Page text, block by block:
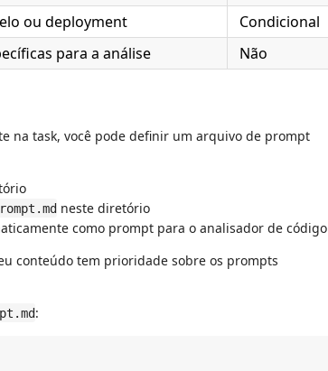
ou deployment
Condicional
para a análise Não
na task, você pode definir um arquivo de prompt
neste diretório
como prompt para o analisador de código
conteúdo tem prioridade sobre os prompts
: